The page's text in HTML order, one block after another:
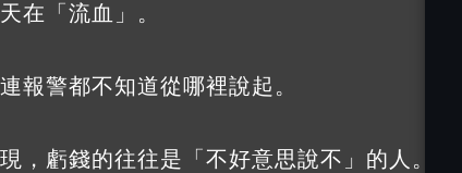
在「流血」。
報警都不知道從哪裡說起。
，虧錢的往往是「不好意思說不」的人。